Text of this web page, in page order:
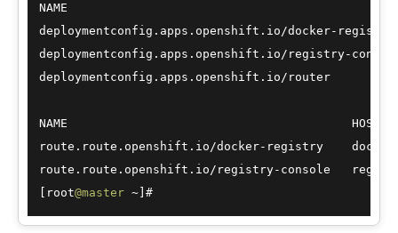
NAME
deploymentconfig.apps.openshift.io/docker-
deploymentconfig.apps.openshift.io/ registry-
deploymentconfig.apps.openshift.io/
NAME                                        HOST
route.route.openshift.io/docker- registry    docker
route.route.openshift.io/ registry- console
[root@master ~ ]#